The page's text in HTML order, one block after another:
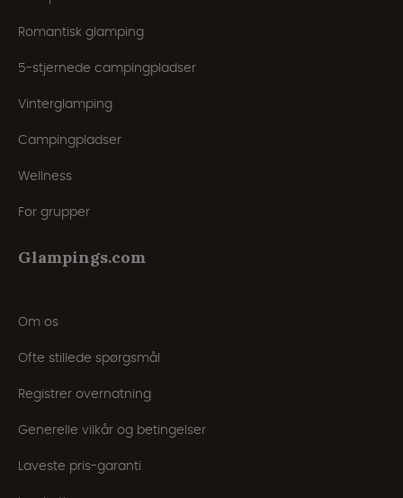
Romantisk glamping
5-stjernede campingpladser
Vinterglamping
Campingpladser
Wellness
For grupper
Glampings.com
Om os
Ofte stillede spørgsmål
Registrer overnatning
Generelle vilkår og betingelser
Laveste pris-garanti